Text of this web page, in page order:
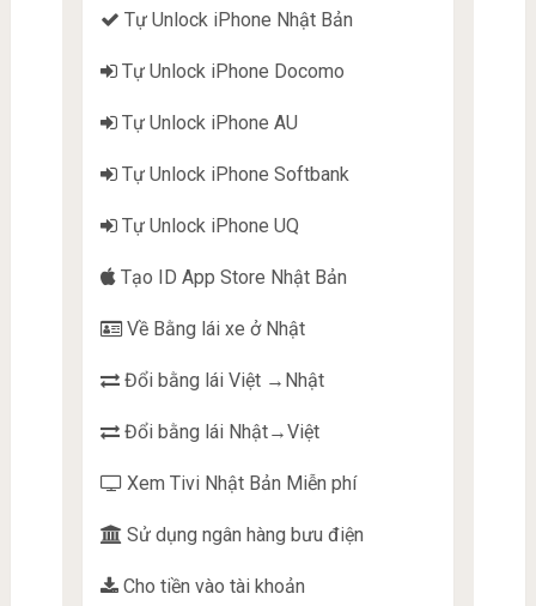
Tự Unlock iPhone Nhật Bản
Tự Unlock iPhone Docomo
Tự Unlock iPhone AU
Tự Unlock iPhone Softbank
Tự Unlock iPhone UQ
Tạo ID App Store Nhật Bản
Về Bằng lái xe ở Nhật
Đổi bằng lái Việt →Nhật
Đổi bằng lái Nhật→Việt
Xem Tivi Nhật Bản Miễn phí
Sử dụng ngân hàng bưu điện
Cho tiền vào tài khoản